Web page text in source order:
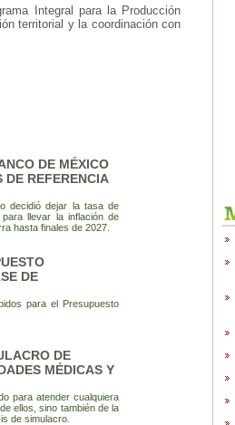
Integral para la Producción
territorial y la coordinación con
DE MÉXICO
DE REFERENCIA
decidió dejar la tasa de
llevar la inflación de
hasta finales de 2027.
DE
para el Presupuesto
DE
MÉDICAS Y
para atender cualquiera
ellos, sino también de la
de simulacro.